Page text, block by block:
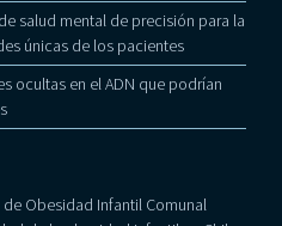
salud mental de precisión para la
únicas de los pacientes
ocultas en el ADN que podrían
Obesidad Infantil Comunal